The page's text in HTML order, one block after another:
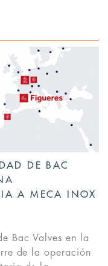
DE BAC
A MECA INOX
Bac Valves en la
de la operación